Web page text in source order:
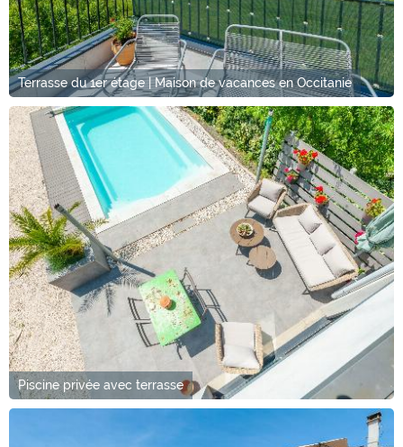
Terrasse du 1er étage | Maison de vacances en Occitanie
Piscine privée avec terrasse